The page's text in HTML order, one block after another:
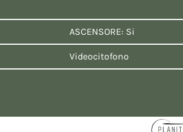
ASCENSORE: Si
Videocitofono